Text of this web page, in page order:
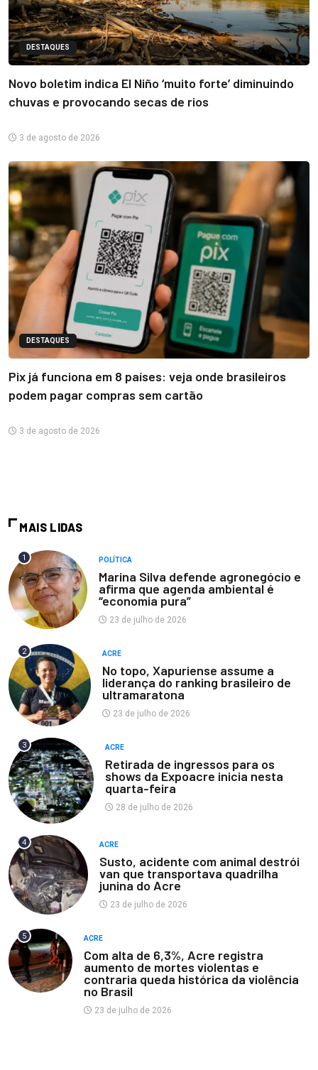
DESTAQUES
Novo boletim indica El Niño ‘muito forte’ diminuindo
chuvas e provocando secas de rios
3 de agosto de 2026
DESTAQUES
Pix já funciona em 8 países: veja onde brasileiros
podem pagar compras sem cartão
3 de agosto de 2026
MAIS LIDAS
1 POLÍTICA
Marina Silva defende agronegócio e
afirma que agenda ambiental é
“economia pura”
23 de julho de 2026
2 ACRE
No topo, Xapuriense assume a
liderança do ranking brasileiro de
ultramaratona
23 de julho de 2026
3 ACRE
Retirada de ingressos para os
shows da Expoacre inicia nesta
quarta-feira
28 de julho de 2026
4 ACRE
Susto, acidente com animal destrói
van que transportava quadrilha
junina do Acre
23 de julho de 2026
5 ACRE
Com alta de 6,3%, Acre registra
aumento de mortes violentas e
contraria queda histórica da violência
no Brasil
23 de julho de 2026